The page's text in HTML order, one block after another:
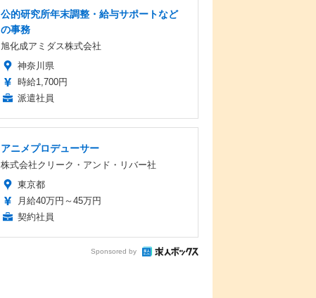
公的研究所年末調整・給与サポートなど
の事務
旭化成アミダス株式会社
神奈川県
時給1,700円
派遣社員
アニメプロデューサー
株式会社クリーク・アンド・リバー社
東京都
月給40万円～45万円
契約社員
Sponsored by